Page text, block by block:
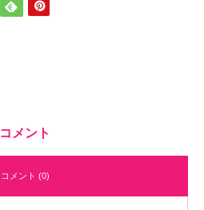
コメント
コメント (0)